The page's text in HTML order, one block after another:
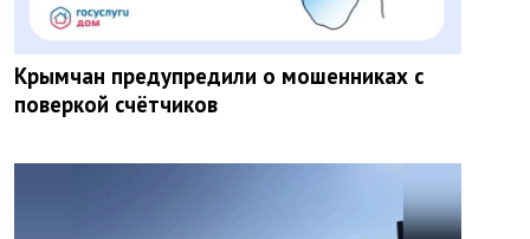
Крымчан предупредили о мошенниках с
поверкой счётчиков